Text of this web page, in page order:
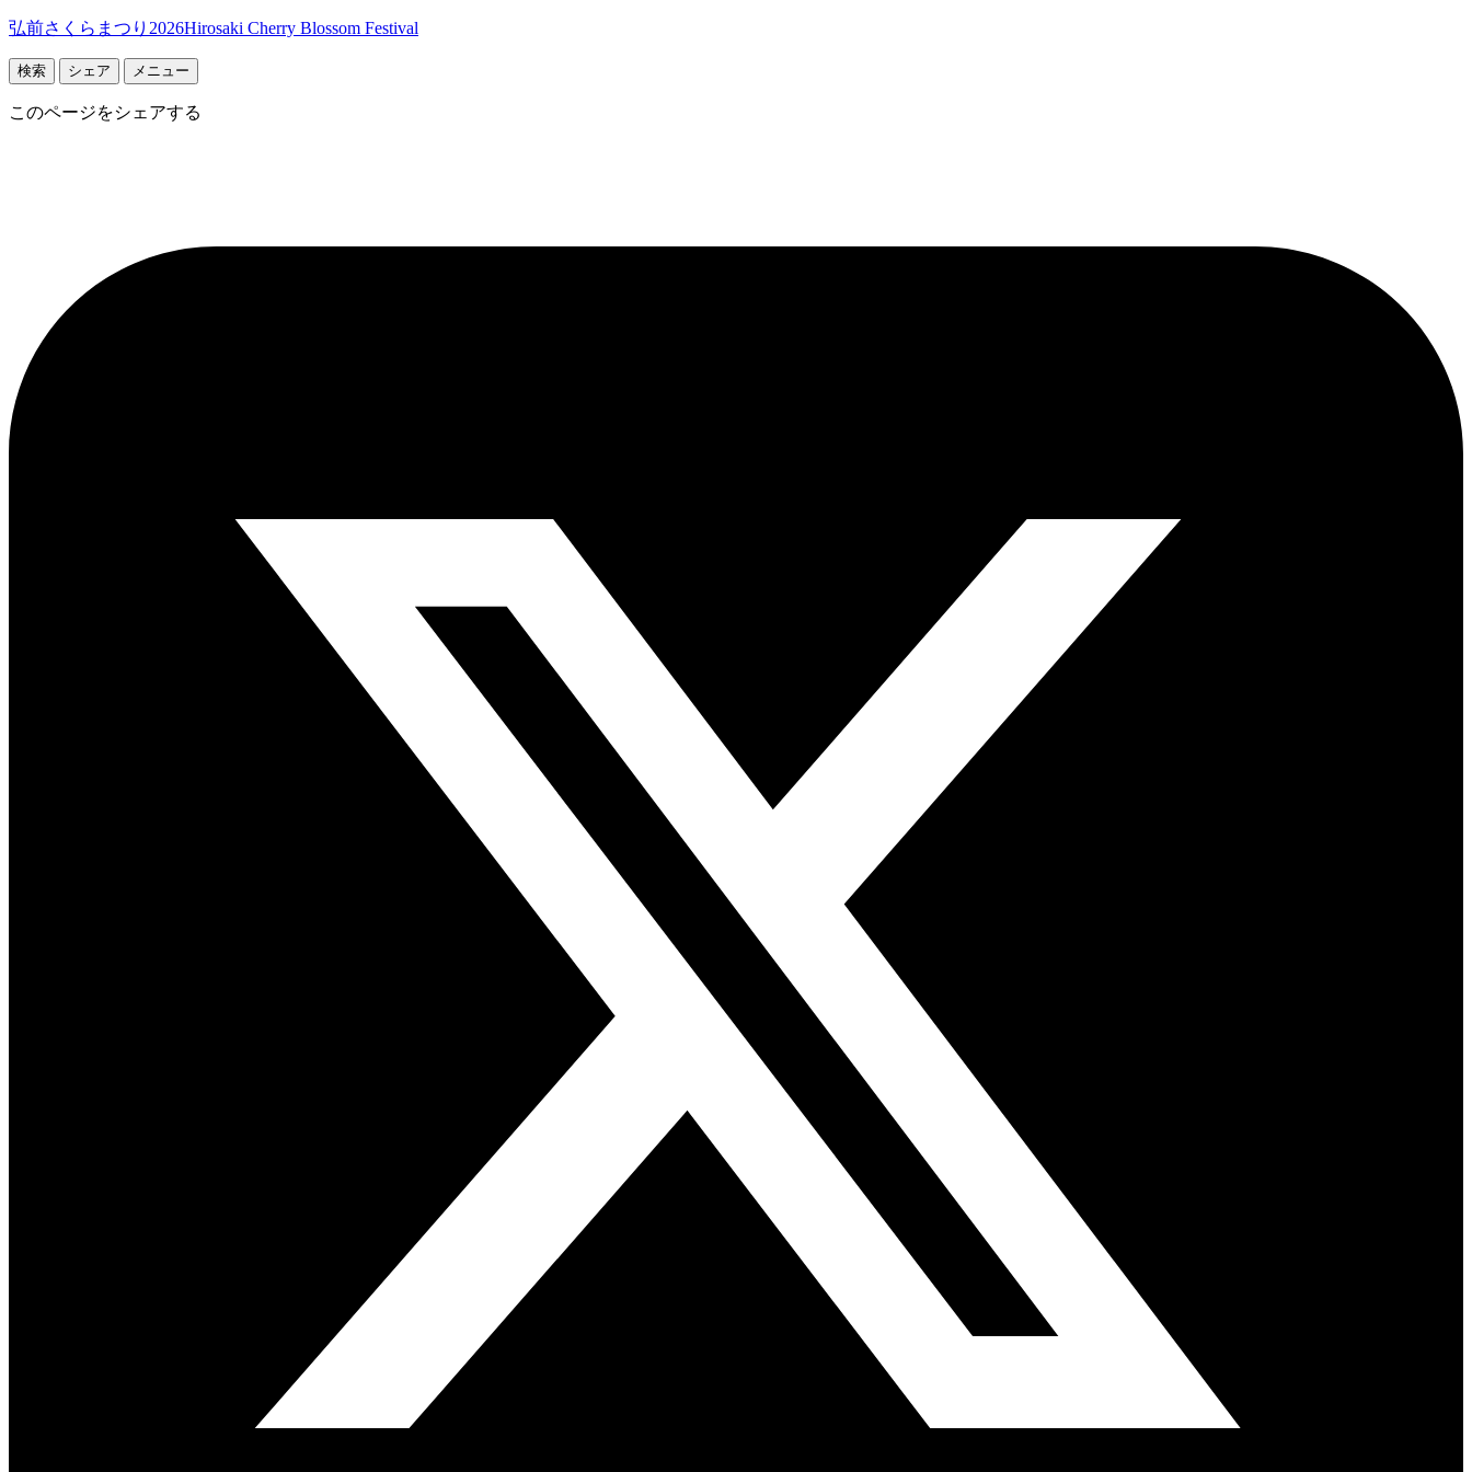
弘前さくらまつり2026Hirosaki Cherry Blossom Festival
検索 シェア メニュー
このページをシェアする